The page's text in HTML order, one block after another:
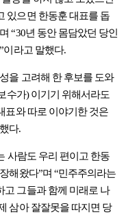
있으면 한동훈 대표를 돕
“30년 동안 몸담았던 당인
이라고 말했다.
을 고려해 한 후보를 도와
수가) 이기기 위해서라도
표와 따로 이야기한 것은
다.
사람도 우리 편이고 한동
해왔다”며 “민주주의라는
고 그들과 함께 미래로 나
삼아 잘잘못을 따지면 당